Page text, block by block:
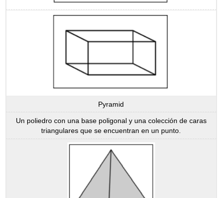
Pyramid
Un poliedro con una base poligonal y una colección de caras
triangulares que se encuentran en un punto.